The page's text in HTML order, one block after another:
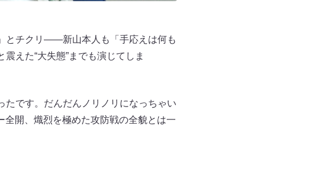
とチクリ――新山本人も「手応えは何も
えた“大失態”までも演じてしま
です。だんだんノリノリになっちゃい
開、熾烈を極めた攻防戦の全貌とは一